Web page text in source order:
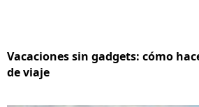
Vacaciones sin gadgets: cómo
de viaje